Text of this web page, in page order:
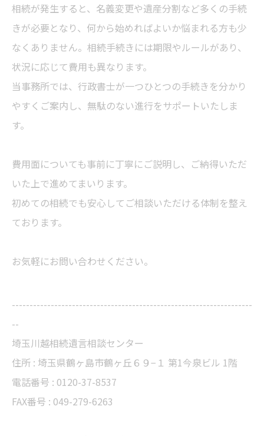
相続が発生すると、名義変更や遺産分割など多くの手続
きが必要となり、何から始めればよいか悩まれる方も少
なくありません。相続手続きには期限やルールがあり、
状況に応じて費用も異なります。
当事務所では、行政書士が一つひとつの手続きを分かり
やすくご案内し、無駄のない進行をサポートいたしま
す。
費用面についても事前に丁寧にご説明し、ご納得いただ
いた上で進めてまいります。
初めての相続でも安心してご相談いただける体制を整え
ております。
お気軽にお問い合わせください。
--------------------------------------------------------------------
--
埼玉川越相続遺言相談センター
住所 : 埼玉県鶴ヶ島市鶴ヶ丘６９−１ 第1今泉ビル 1階
電話番号 : 0120-37-8537
FAX番号 : 049-279-6263